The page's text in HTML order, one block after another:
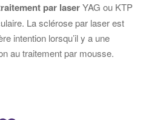
par laserYAG ou KTP
La sclérose par laser est
intention lorsqu’il y a une
au traitement par mousse.